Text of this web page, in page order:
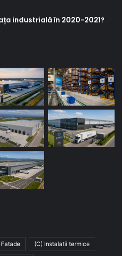
industrială în 2020-2021?
Fatade (C) Instalatii termice